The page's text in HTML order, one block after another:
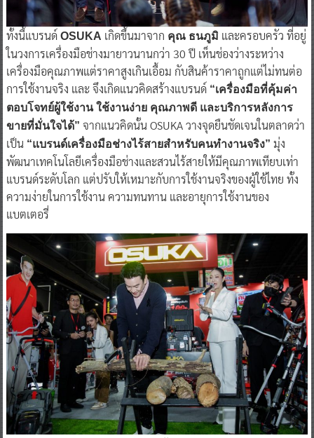
ทั้งนี้แบรนด์ OSUKA เกิดขึ้นมาจาก คุณ ธนภูมิและครอบครัว ที่อยู่
ในวงการเครื่องมือช่างมายาวนานกว่า 30 ปี เห็นช่องว่างระหว่าง
เครื่องมือคุณภาพแต่ราคาสูงเกินเอื้อม กับสินค้าราคาถูกแต่ไม่ทนต่อ
การใช้งานจริง และ จึงเกิดแนวคิดสร้างแบรนด์ “เครื่องมือที่คุ้มค่า
ตอบโจทย์ผู้ใช้งาน ใช้งานง่าย คุณภาพดี และบริการหลังการ
ขายที่มั่นใจได้” จากแนวคิดนั้น OSUKA วางจุดยืนชัดเจนในตลาดว่า
เป็น“แบรนด์เครื่องมือช่างไร้สายสำหรับคนทำงานจริง” มุ่ง
พัฒนาเทคโนโลยีเครื่องมือช่างและสวนไร้สายให้มีคุณภาพเทียบเท่า
แบรนด์ระดับโลก แต่ปรับให้เหมาะกับการใช้งานจริงของผู้ใช้ไทย ทั้ง
ความง่ายในการใช้งาน ความทนทาน และอายุการใช้งานของ
แบตเตอรี่